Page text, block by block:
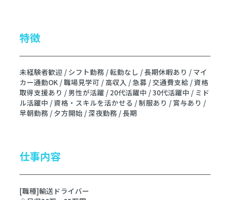
特徴
未経験者歓迎 / シフト勤務 / 転勤なし / 長期休暇あり / マイ
カー通勤OK / 職場見学可 / 高収入 / 急募 / 交通費支給 / 資格
取得支援あり / 男性が活躍 / 20代活躍中 / 30代活躍中 / ミド
ル活躍中 / 資格・スキルを活かせる / 制服あり / 賞与あり /
早朝勤務 / 夕方開始 / 深夜勤務 / 長期
仕事内容
[職種]輸送ドライバー